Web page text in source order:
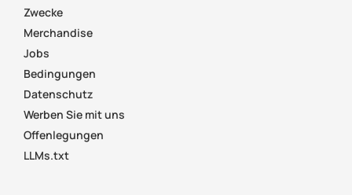
Zwecke
Merchandise
Jobs
Bedingungen
Datenschutz
Werben Sie mit uns
Offenlegungen
LLMs.txt